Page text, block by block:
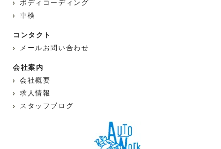
ボディコーディング
車検
コンタクト
メールお問い合わせ
会社案内
会社概要
求人情報
スタッフブログ